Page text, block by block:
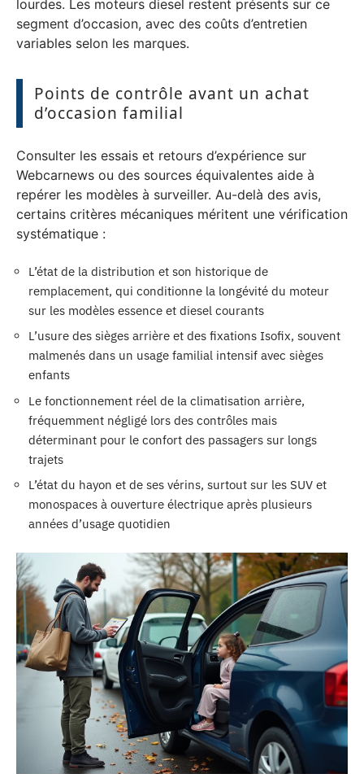
lourdes. Les moteurs diesel restent présents sur ce
segment d’occasion, avec des coûts d’entretien
variables selon les marques.
Points de contrôle avant un achat
d’occasion familial
Consulter les essais et retours d’expérience sur
Webcarnews ou des sources équivalentes aide à
repérer les modèles à surveiller. Au-delà des avis,
certains critères mécaniques méritent une vérification
systématique :
L’état de la distribution et son historique de
remplacement, qui conditionne la longévité du moteur
sur les modèles essence et diesel courants
L’usure des sièges arrière et des fixations Isofix, souvent
malmenés dans un usage familial intensif avec sièges
enfants
Le fonctionnement réel de la climatisation arrière,
fréquemment négligé lors des contrôles mais
déterminant pour le confort des passagers sur longs
trajets
L’état du hayon et de ses vérins, surtout sur les SUV et
monospaces à ouverture électrique après plusieurs
années d’usage quotidien